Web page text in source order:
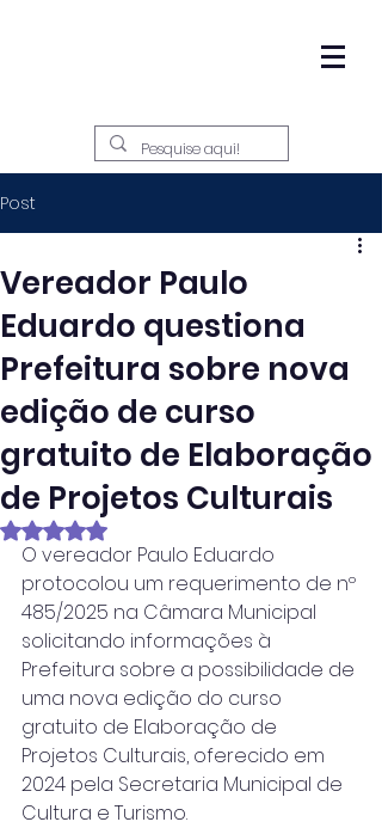
Post
Vereador Paulo
Eduardo questiona
Prefeitura sobre nova
edição de curso
gratuito de Elaboração
de Projetos Culturais
Avaliado com NaN de 5 estrelas.
O vereador Paulo Eduardo
protocolou um requerimento de nº
485/2025 na Câmara Municipal
solicitando informações à
Prefeitura sobre a possibilidade de
uma nova edição do curso
gratuito de Elaboração de
Projetos Culturais, oferecido em
2024 pela Secretaria Municipal de
Cultura e Turismo.